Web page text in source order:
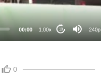
00:00 1.00x 10 240p
0